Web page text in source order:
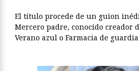
El título procede de un guion
Mercero padre, conocido creador
Verano azul o Farmacia de guardia